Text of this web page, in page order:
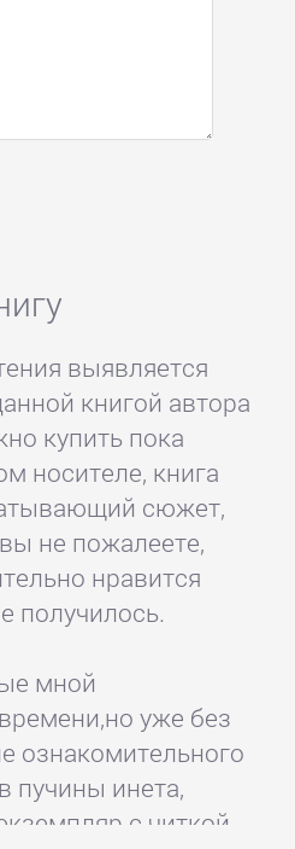
выявляется
книгой автора
купить пока
носителе, книга
сюжет,
не пожалеете,
нравится
получилось.
мной
уже без
ознакомительного
пучины инета,
с читкой